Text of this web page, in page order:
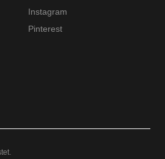
Instagram
Pinterest